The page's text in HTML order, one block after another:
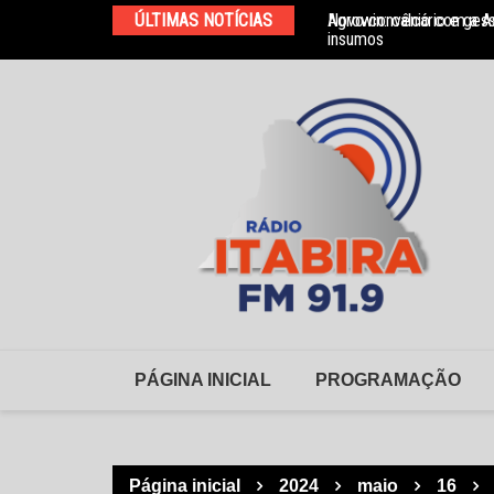
o
ÚLTIMAS NOTÍCIAS
Agrowin: calcário e
insumos
Novo convênio com a
PÁGINA INICIAL PROGRAMAÇÃO
Página inicial 2024 maio 16